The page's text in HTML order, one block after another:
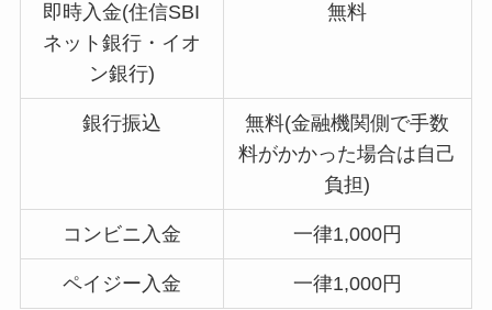
即時入金(住信SBI
ネット銀行・イオ
ン銀行)
無料
銀行振込
無料(金融機関側で手数
料がかかった場合は自己
負担)
コンビニ入金 一律1,000円
ペイジー入金 一律1,000円